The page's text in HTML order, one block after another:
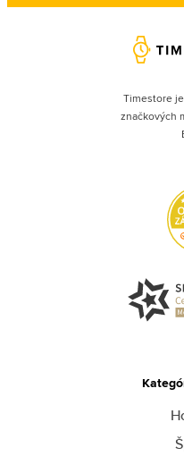
Timestore
značkových